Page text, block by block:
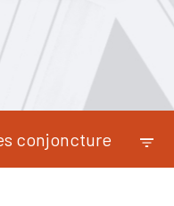
conjoncture